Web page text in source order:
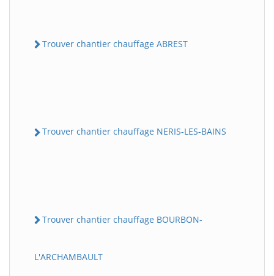
Trouver chantier chauffage ABREST
Trouver chantier chauffage NERIS-LES-BAINS
Trouver chantier chauffage BOURBON-
L'ARCHAMBAULT